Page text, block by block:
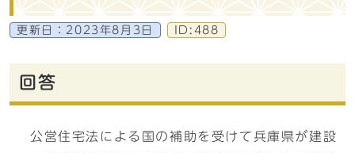
更新日： 2023年8月3日 ID:488
回答
公営住宅法による国の補助を受けて兵庫県が建設